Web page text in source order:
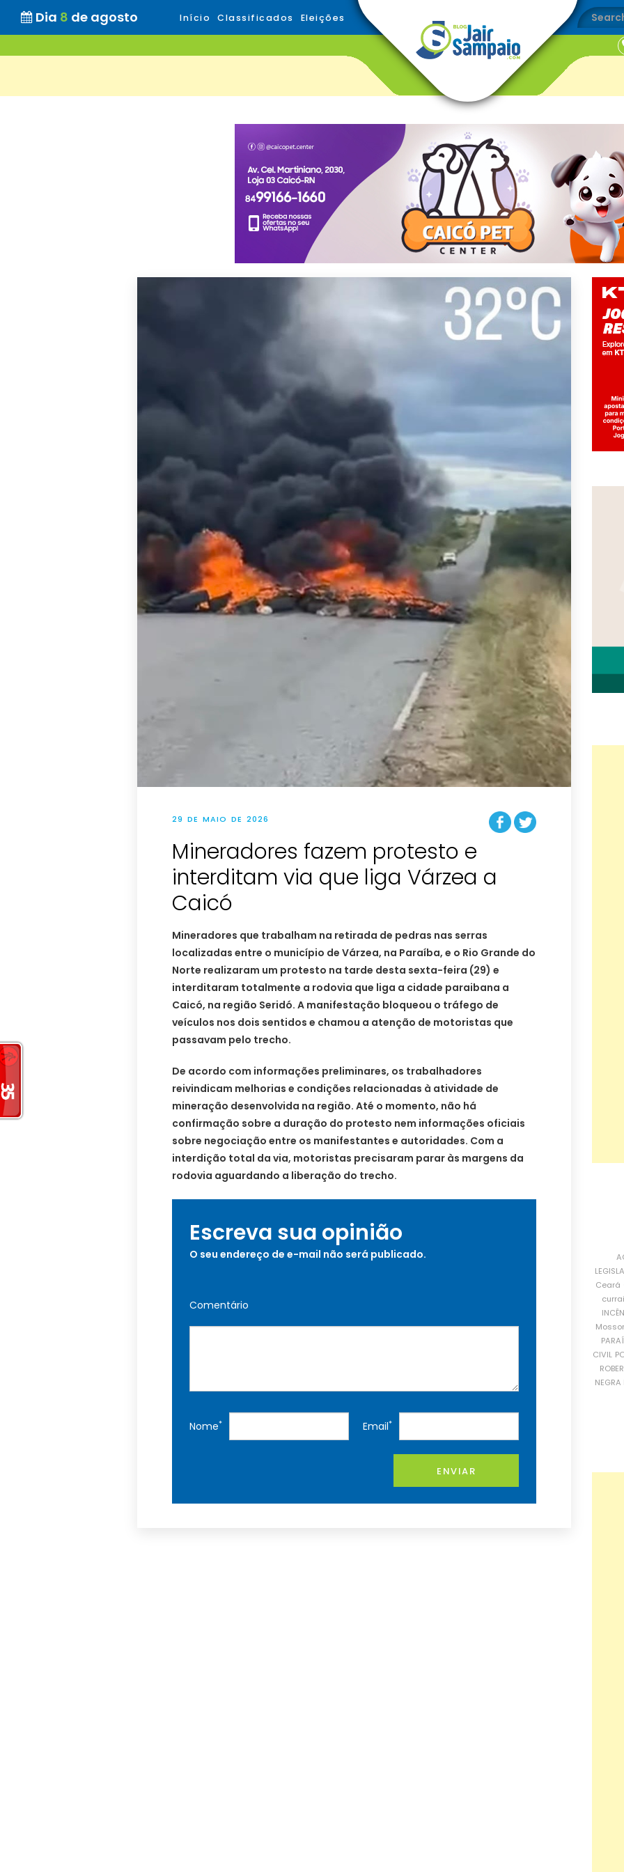
Dia 8 de agosto Início Classificados Eleições
29 DE MAIO DE 2026
Mineradores fazem protesto e
interditam via que liga Várzea a
Caicó
Mineradores que trabalham na retirada de pedras nas serras
localizadas entre o município de Várzea, na Paraíba, e o Rio Grande do
Norte realizaram um protesto na tarde desta sexta-feira (29) e
interditaram totalmente a rodovia que liga a cidade paraibana a
Caicó, na região Seridó. A manifestação bloqueou o tráfego de
veículos nos dois sentidos e chamou a atenção de motoristas que
passavam pelo trecho.
De acordo com informações preliminares, os trabalhadores
reivindicam melhorias e condições relacionadas à atividade de
mineração desenvolvida na região. Até o momento, não há
confirmação sobre a duração do protesto nem informações oficiais
sobre negociação entre os manifestantes e autoridades. Com a
interdição total da via, motoristas precisaram parar às margens da
rodovia aguardando a liberação do trecho.
Escreva sua opinião
O seu endereço de e-mail não será publicado.
Comentário
Nome* Email*
ENVIAR
Ceará
CIVIL
NEGRA